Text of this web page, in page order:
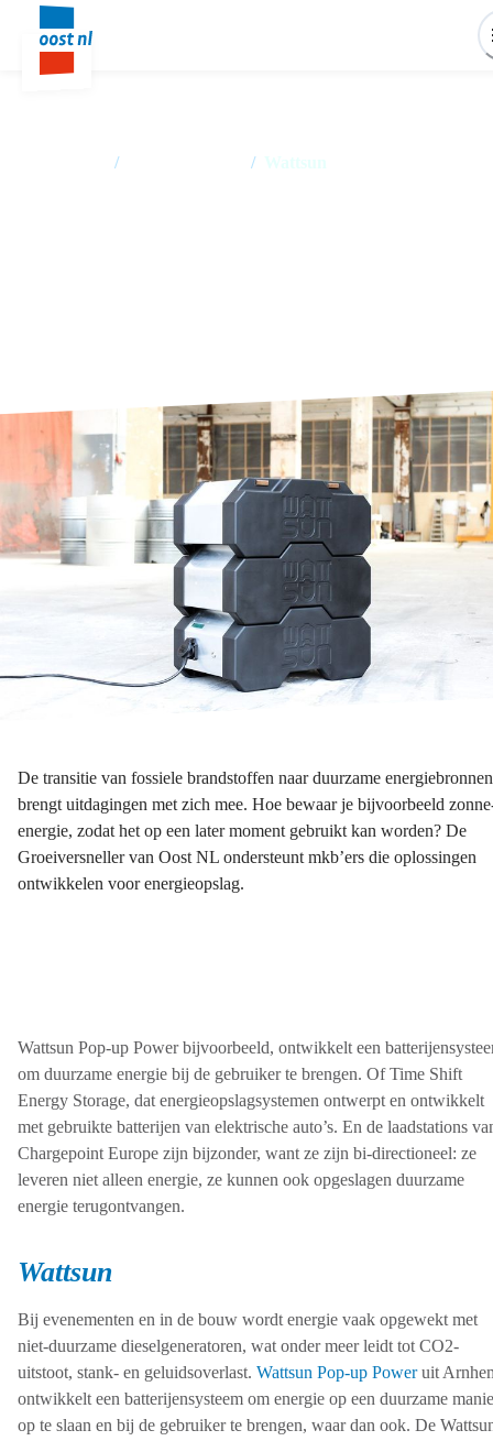
/ / Wattsun
De transitie van fossiele brandstoffen naar duurzame energiebronnen
brengt uitdagingen met zich mee. Hoe bewaar je bijvoorbeeld
energie, zodat het op een later moment gebruikt kan worden? De
Groeiversneller van Oost NL ondersteunt mkb’ers die oplossingen
ontwikkelen voor energieopslag.
Wattsun Pop-up Power bijvoorbeeld, ontwikkelt een
om duurzame energie bij de gebruiker te brengen. Of Time Shift
Energy Storage, dat energieopslagsystemen ontwerpt en ontwikkelt
met gebruikte batterijen van elektrische auto’s. En de laadstations
Chargepoint Europe zijn bijzonder, want ze zijn bi-directioneel: ze
leveren niet alleen energie, ze kunnen ook opgeslagen duurzame
energie terugontvangen.
Wattsun
Bij evenementen en in de bouw wordt energie vaak opgewekt met
niet-duurzame dieselgeneratoren, wat onder meer leidt tot CO2-
uitstoot, stank- en geluidsoverlast. Wattsun Pop-up Poweruit
ontwikkelt een batterijensysteem om energie op een duurzame
op te slaan en bij de gebruiker te brengen, waar dan ook. De